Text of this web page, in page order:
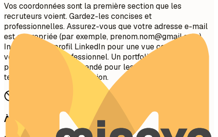
Vos coordonnées sont la première section que les
recruteurs voient. Gardez-les concises et
professionnelles. Assurez-vous que votre adresse e-mail
est appropriée (par exemple, prenom.nom@gmail.com).
Incluez votre profil LinkedIn pour une vue complète de
votre parcours professionnel. Un portfolio ou un site web
personnel est recommandé pour les rôles créatifs,
techniques ou de conception.
À éviter